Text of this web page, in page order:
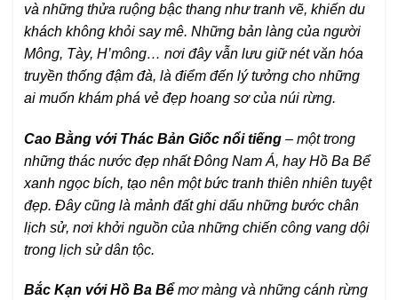
và những thửa ruộng bậc thang như tranh vẽ, khiến du
khách không khỏi say mê. Những bản làng của người
Mông, Tày, H’mông… nơi đây vẫn lưu giữ nét văn hóa
truyền thống đậm đà, là điểm đến lý tưởng cho những
ai muốn khám phá vẻ đẹp hoang sơ của núi rừng.
Cao Bằng với Thác Bản Giốc nổi tiếng – một trong
những thác nước đẹp nhất Đông Nam Á, hay Hồ Ba Bể
xanh ngọc bích, tạo nên một bức tranh thiên nhiên tuyệt
đẹp. Đây cũng là mảnh đất ghi dấu những bước chân
lịch sử, nơi khởi nguồn của những chiến công vang dội
trong lịch sử dân tộc.
Bắc Kạn với Hồ Ba Bể mơ màng và những cánh rừng